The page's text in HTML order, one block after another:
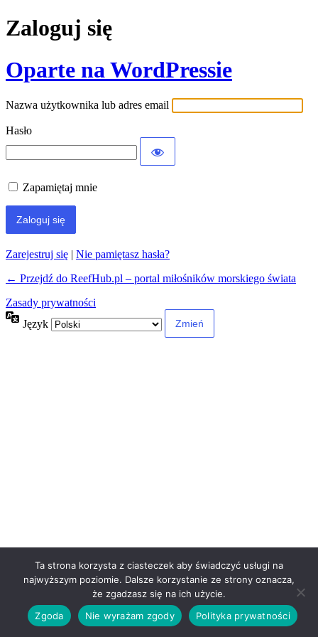
Zaloguj się
Oparte na WordPressie
Nazwa użytkownika lub adres email
Hasło
Zapamiętaj mnie
Zarejestruj się | Nie pamiętasz hasła?
← Przejdź do ReefHub.pl – portal miłośników morskiego świata
Zasady prywatności
Język
Ta strona korzysta z ciasteczek aby świadczyć usługi na
najwyższym poziomie. Dalsze korzystanie ze strony oznacza,
że zgadzasz się na ich użycie.
Zgoda
Nie wyrażam zgody Polityka prywatności